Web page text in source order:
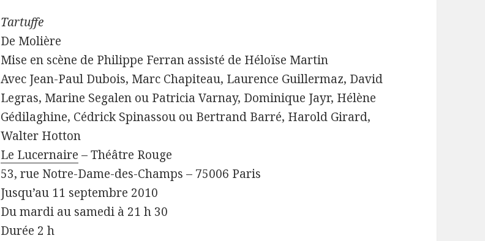
Tartuffe
De Molière
Mise en scène de Philippe Ferran assisté de Héloïse Martin
Avec Jean-Paul Dubois, Marc Chapiteau, Laurence Guillermaz, David
Legras, Marine Segalen ou Patricia Varnay, Dominique Jayr, Hélène
Gédilaghine, Cédrick Spinassou ou Bertrand Barré, Harold Girard,
Walter Hotton
Le Lucernaire – Théâtre Rouge
53, rue Notre-Dame-des-Champs – 75006 Paris
Jusqu’au 11 septembre 2010
Du mardi au samedi à 21 h 30
Durée 2 h